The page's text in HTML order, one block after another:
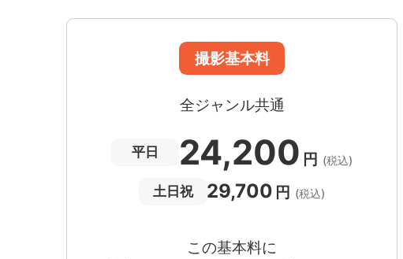
撮影場所までの
フォトグラファー出張料
急な体調・天候不良でも大丈夫
*撮影場所や日時によって、一部のフォトグラファ